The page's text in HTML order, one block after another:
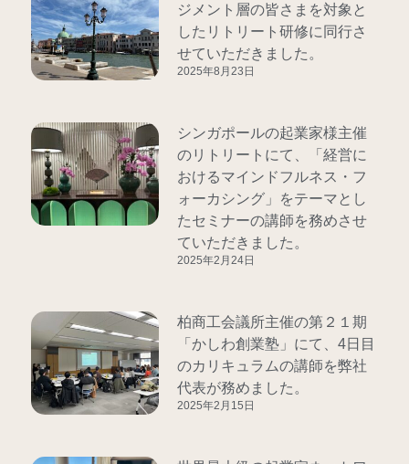
ジメント層の皆さまを対象と
したリトリート研修に同行さ
せていただきました。
2025年8月23日
シンガポールの起業家様主催
のリトリートにて、「経営に
おけるマインドフルネス・フ
ォーカシング」をテーマとし
たセミナーの講師を務めさせ
ていただきました。
2025年2月24日
柏商工会議所主催の第２１期
「かしわ創業塾」にて、4日目
のカリキュラムの講師を弊社
代表が務めました。
2025年2月15日